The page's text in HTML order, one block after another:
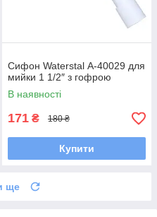
Сифон Waterstal А-40029 для
мийки 1 1/2″ з гофрою
В наявності
171 ₴ 180 ₴
Купити
ще